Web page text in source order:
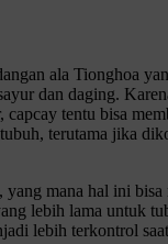
ala Tionghoa
dan daging.
capcay tentu bisa
terutama jika
yang mana hal ini bisa
lebih lama untuk
lebih terkontrol